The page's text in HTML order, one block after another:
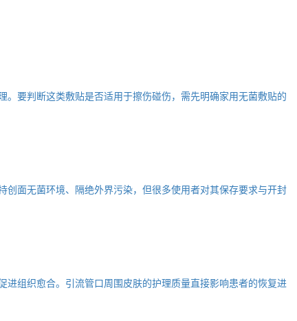
要判断这类敷贴是否适用于擦伤碰伤，需先明确家用无菌敷贴的
面无菌环境、隔绝外界污染，但很多使用者对其保存要求与开封
组织愈合。引流管口周围皮肤的护理质量直接影响患者的恢复进